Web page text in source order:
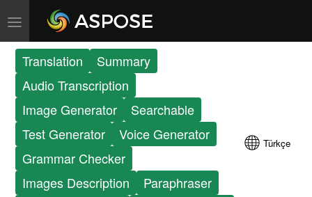
Translation
Summary
Audio Transcription
Image Generator
Searchable
Test Generator
Voice Generator
Grammar Checker
Images Description
Paraphraser
Türkçe